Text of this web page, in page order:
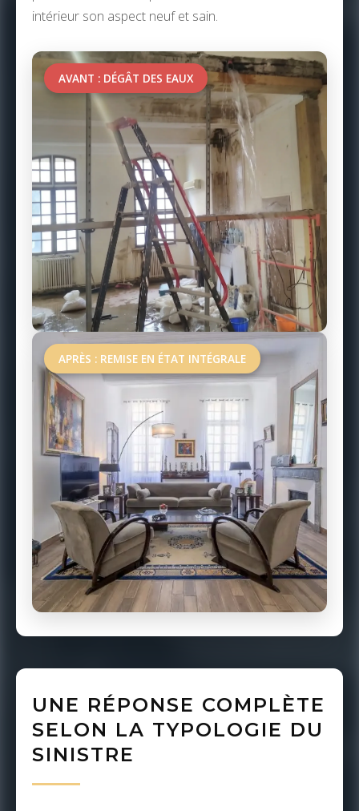
intérieur son aspect neuf et sain.
AVANT : DÉGÂT DES EAUX
APRÈS : REMISE EN ÉTAT INTÉGRALE
UNE RÉPONSE COMPLÈTE
SELON LA TYPOLOGIE DU
SINISTRE